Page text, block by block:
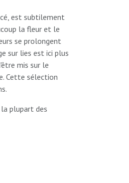
est subtilement
la fleur et le
se prolongent
sur lies est ici plus
mis sur le
Cette sélection
plupart des